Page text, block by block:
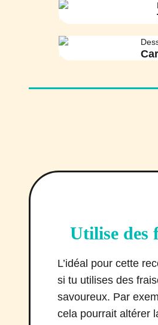
Utilise des
L’idéal pour cette
si tu utilises des
savoureux. Par
cela pourrait altérer